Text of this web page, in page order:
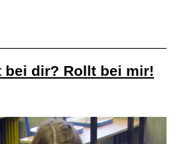
bei dir? Rollt bei mir!